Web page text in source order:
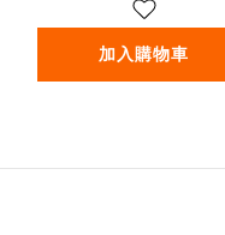
加入購物車